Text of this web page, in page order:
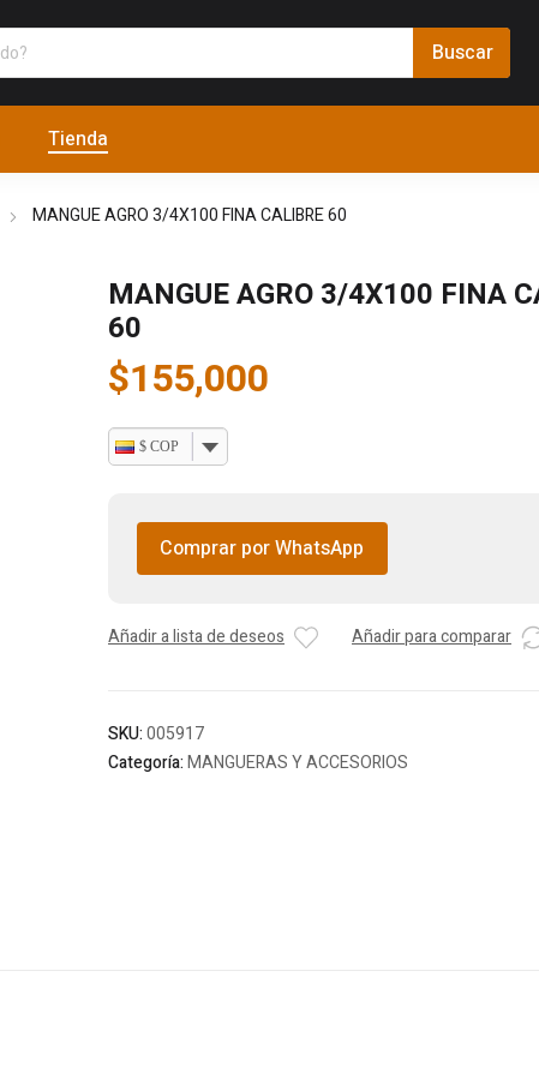
Tienda
MANGUE AGRO 3/4X100 FINA CALIBRE 60
MANGUE AGRO 3/4X100 FINA
60
$155,000
$ COP
Comprar por WhatsApp
Añadir a lista de deseos Añadir para comparar
SKU:005917
Categoría:MANGUERAS Y ACCESORIOS